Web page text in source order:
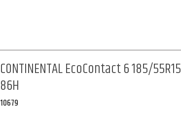
CONTINENTAL EcoContact 6 185/55R15
86H
10679